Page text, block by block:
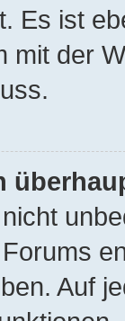
Es ist
mit der
Auf